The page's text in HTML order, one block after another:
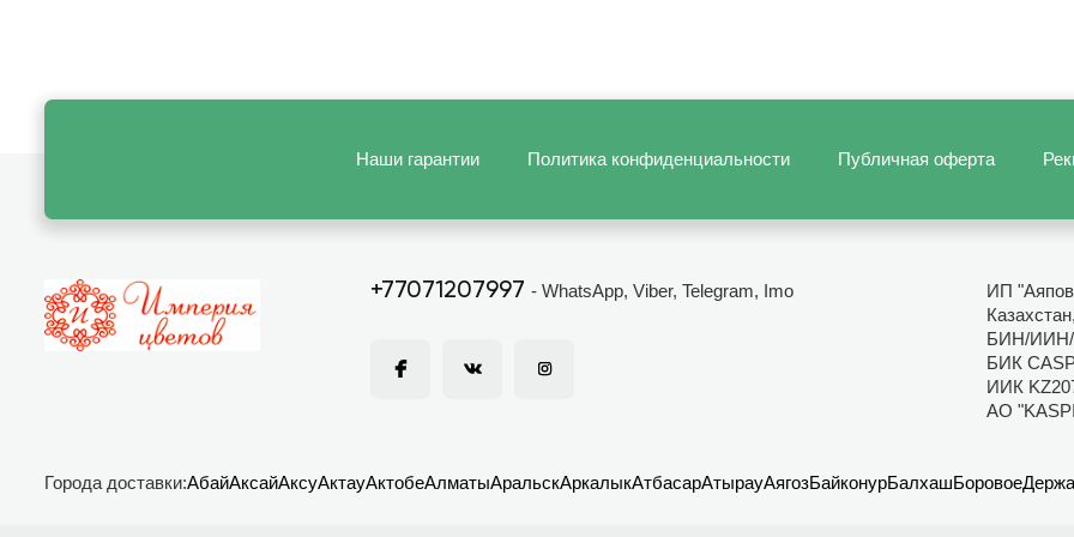
Наши гарантии Политика конфиденциальности Публичная оферта
+77071207997 - WhatsApp, Viber, Telegram, Imo
ИП
Казахстан,
БИН/ИИН/
БИК
ИИК
АО
Города доставки:АбайАксайАксуАктауАктобеАлматыАральскАркалыкАтбасарАтырауАягозБайконурБалхашБоровое